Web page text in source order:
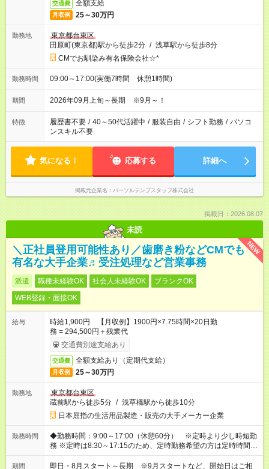
交通費 全額支給
月収例 25～30万円
勤務地
東京都台東区
田原町(東京都)駅から徒歩2分 / 浅草駅から徒歩8分
CMでお馴染み有名保険会社☆*
勤務時間 09:00～17:00(実働7時間 休憩1時間)
期間 2026年09月上旬～長期 ※9月～！
特徴 履歴書不要 / 40～50代活躍中 / 服装自由 / シフト勤務 / パソコ
ンスキル不要
気になる！ 応募する 詳細へ
掲載元企業名 パーソルテンプスタッフ株式会社
掲載日：2026.08.07
未読
NEW
＼正社員登用可能性あり／歯磨き粉などCMでも
有名な大手企業♬受注処理など営業事務
派遣 職種未経験OK 社会人未経験OK
ブランクOK
WEB登録・面接OK
給与
時給1,900円 【月収例】1900円×7.75時間×20日勤
務 = 294,500円＋残業代
交通費別途支給あり
交通費 全額支給あり（定期代支給）
月収例 25～30万円
勤務地
東京都台東区
蔵前駅から徒歩5分 / 浅草橋駅から徒歩10分
日本屈指の生活用品製造・販売の大手メーカー企業
勤務時間
◆勤務時間：9:00～17:00（休憩60分） ※定時より少し時短勤
務 ※定時は8:30～17:15のため、定時勤務希望の方は定時時間で
勤務可能です！
期間
即日・8月スタート～長期 ※9月スタートなど、開始日はご相